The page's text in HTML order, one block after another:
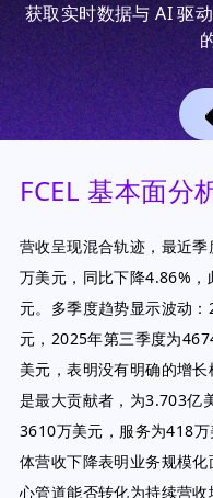
获取实时数据与 AI 驱
FCEL 基本面分
营收呈现混合轨迹，最近
万美元，同比下降4.86%
元。多季度趋势显示波动
元，2025年第三季度为
美元，表明没有明确的增
是最大贡献者，为3.703亿
3610万美元，服务为418
体营收下降表明业务规模
心管道能否转化为持续营